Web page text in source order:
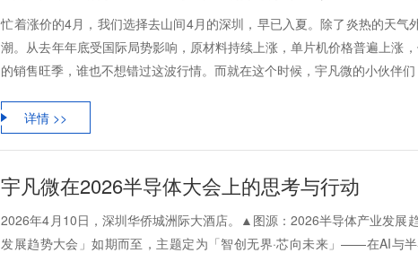
忙着涨价的4月，我们选择去山间4月的深圳，早已入夏。除了炎热的天气
潮。从去年年底受国际局势影响，原材料持续上涨，单片机价格普遍上涨
的销售旺季，谁也不想错过这波行情。而就在这个时候，宇凡微的小伙伴
详情 >>
宇凡微在2026半导体大会上的思考与行动
2026年4月10日，深圳华侨城洲际大酒店。▲图源：2026半导体产业发展
发展趋势大会」如期而至，主题定为「智创无界·芯向未来」——在AI与